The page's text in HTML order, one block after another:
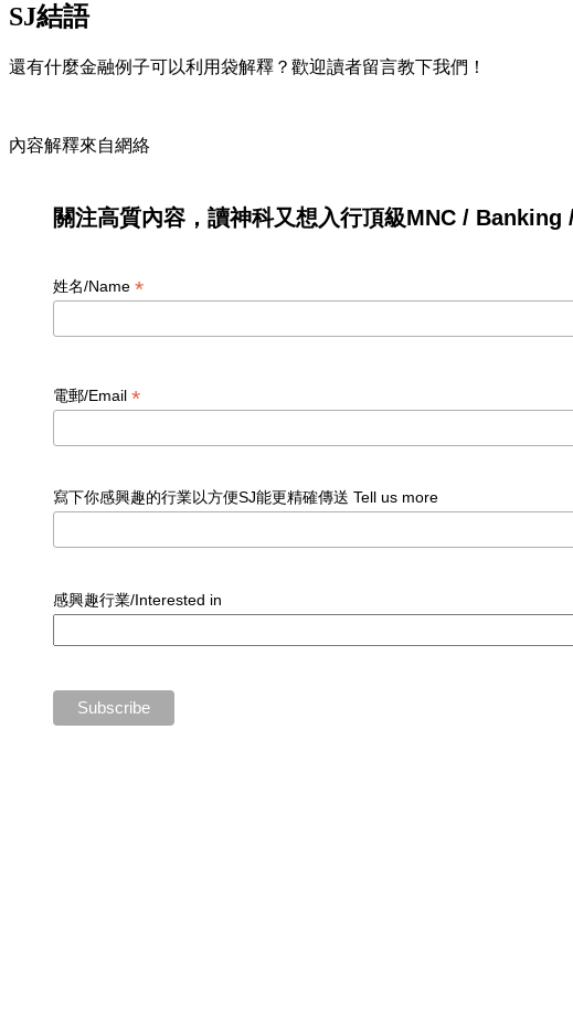
SJ結語
還有什麼金融例子可以利用袋解釋？歡迎讀者留言教下我們！
內容解釋來自網絡
關注高質內容，讀神科又想入行頂級MNC /
姓名/Name *
電郵/Email *
寫下你感興趣的行業以方便SJ能更精確傳送 Tell us more
感興趣行業/Interested in